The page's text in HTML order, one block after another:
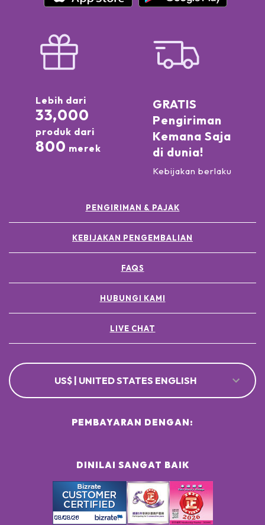
Lebih dari
33,000
produk dari
800 merek
GRATIS
Pengiriman
Kemana Saja
di dunia!
Kebijakan berlaku
PENGIRIMAN & PAJAK
KEBIJAKAN PENGEMBALIAN
FAQS
HUBUNGI KAMI
LIVE CHAT
US$ | UNITED STATES ENGLISH
DINILAI SANGAT BAIK
PEMBAYARAN DENGAN: